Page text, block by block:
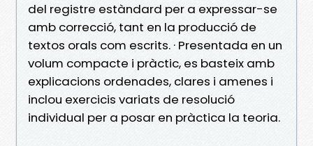
del registre estàndard per a expressar-se
amb correcció, tant en la producció de
textos orals com escrits. · Presentada en un
volum compacte i pràctic, es basteix amb
explicacions ordenades, clares i amenes i
inclou exercicis variats de resolució
individual per a posar en pràctica la teoria.